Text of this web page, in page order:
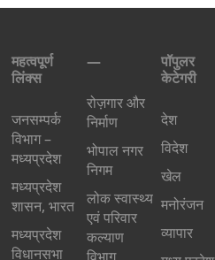
महत्वपूर्ण
लिंक्स
जनसम्पर्क
विभाग –
मध्यप्रदेश
मध्यप्रदेश
शासन, भारत
मध्‍यप्रदेश
विधानसभा
—
रोज़गार और
निर्माण
भोपाल नगर
निगम
लोक स्वास्थ्य
एवं परिवार
कल्याण
पॉपुलर
केटेगरी
देश
विदेश
खेल
मनोरंजन
व्यापार